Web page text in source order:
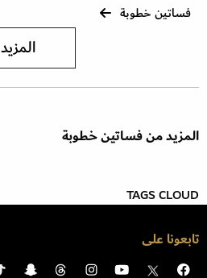
فساتين خطوبة
المزيد
المزيد من فساتين خطوبة
TAGS CLOUD
تابعونا على